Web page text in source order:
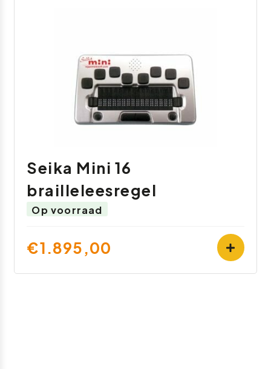
Seika Mini 16
brailleleesregel
Op voorraad
€1.895,00